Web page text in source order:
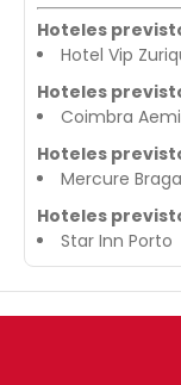
Hoteles
Hotel Vip
Hoteles
Coimbra
Hoteles
Mercure
Hoteles
Star Inn Porto